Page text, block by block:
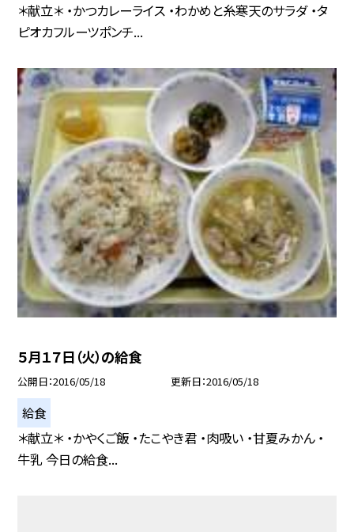
＊献立＊ ・かつカレーライス ・わかめと糸寒天のサラダ ・タ
ピオカフルーツポンチ...
５月１７日（火）の給食
公開日 2016/05/18 更新日 2016/05/18
給食
＊献立＊ ・かやくご飯 ・たこやき君 ・肉吸い ・甘夏みかん ・
牛乳 今日の給食...